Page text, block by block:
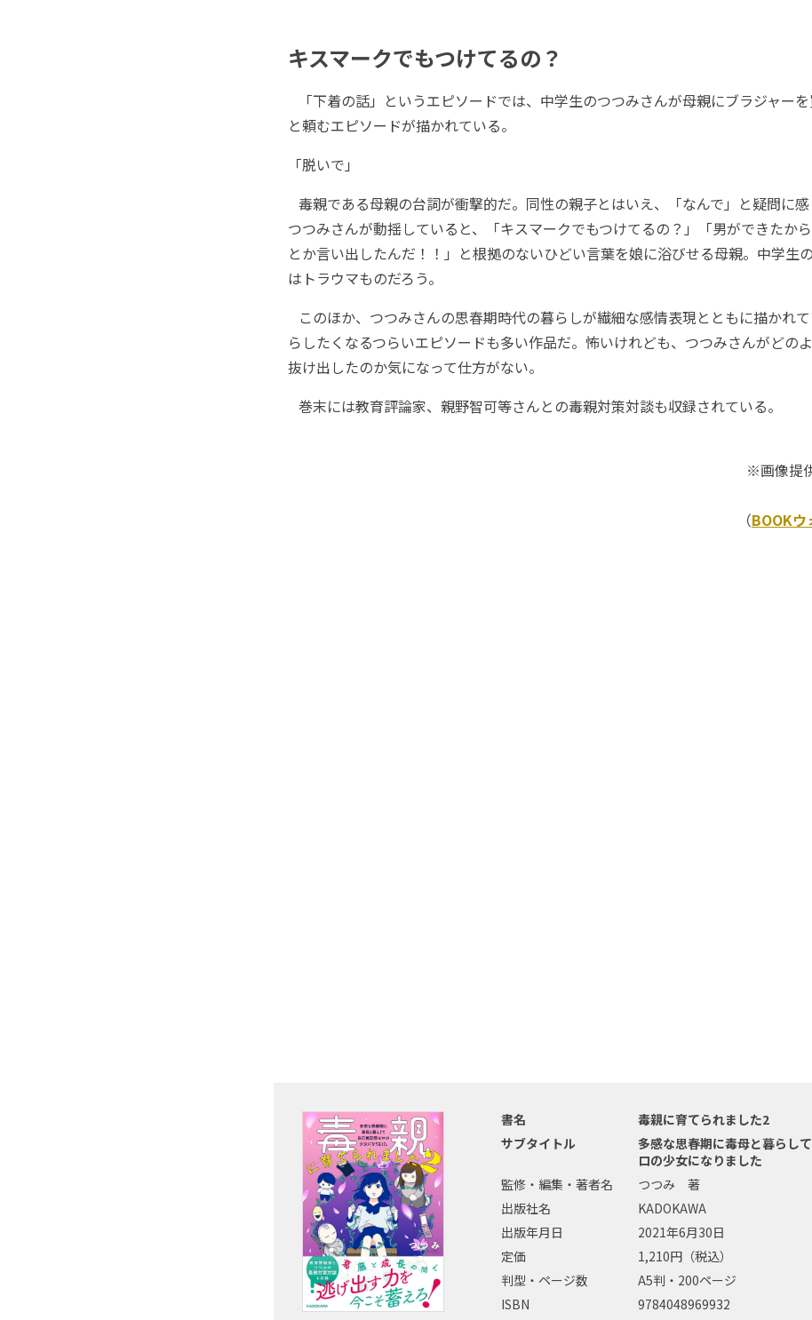
キスマークでもつけてるの？
「下着の話」というエピソードでは、中学生のつつみさんが母親にブラジャー
と頼むエピソードが描かれている。
「脱いで」
毒親である母親の台詞が衝撃的だ。同性の親子とはいえ、「なんで」と疑問に感
つつみさんが動揺していると、「キスマークでもつけてるの？」「男ができたか
とか言い出したんだ！！」と根拠のないひどい言葉を娘に浴びせる母親。中学生
はトラウマものだろう。
このほか、つつみさんの思春期時代の暮らしが繊細な感情表現とともに描かれ
らしたくなるつらいエピソードも多い作品だ。怖いけれども、つつみさんがどの
抜け出したのか気になって仕方がない。
巻末には教育評論家、親野智可等さんとの毒親対策対談も収録されている。
※画像提
（BOOKウ
書名
毒親に育てられました2
サブタイトル
多感な思春期に毒母と暮らし
ロの少女になりました
監修・編集・著者名
つつみ 著
出版社名
KADOKAWA
出版年月日
2021年6月30日
定価
1,210円（税込）
判型・ページ数
A5判・200ページ
ISBN
9784048969932